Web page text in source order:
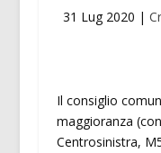
31 Lug 2020 |
Il consiglio
maggioranza
Centrosinistra,